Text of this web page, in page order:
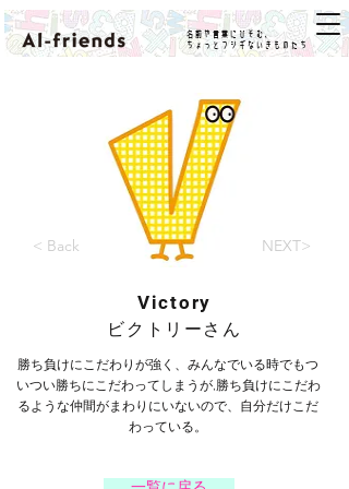
名前や言葉にひそむ、
ちょっとフシギないきものたち
< Back NEXT>
Victory
ビクトリーさん
勝ち負けにこだわりが強く、みんなでいる時でもつ
いつい勝ちにこだわってしまうが,勝ち負けにこだわ
るような仲間がまわりにいないので、自分だけこだ
わっている。